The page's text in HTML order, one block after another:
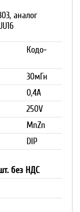
аналог
Кодо-
30мГн
0,4А
250V
MnZn
DIP
без НДС